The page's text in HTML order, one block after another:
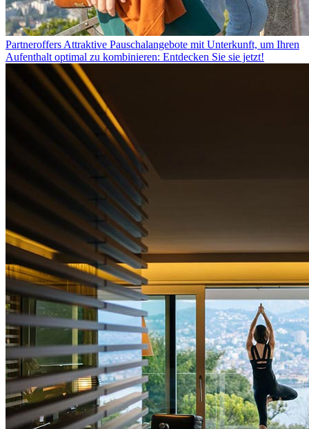
Partneroffers Attraktive Pauschalangebote mit Unterkunft, um Ihren
Aufenthalt optimal zu kombinieren: Entdecken Sie sie jetzt!